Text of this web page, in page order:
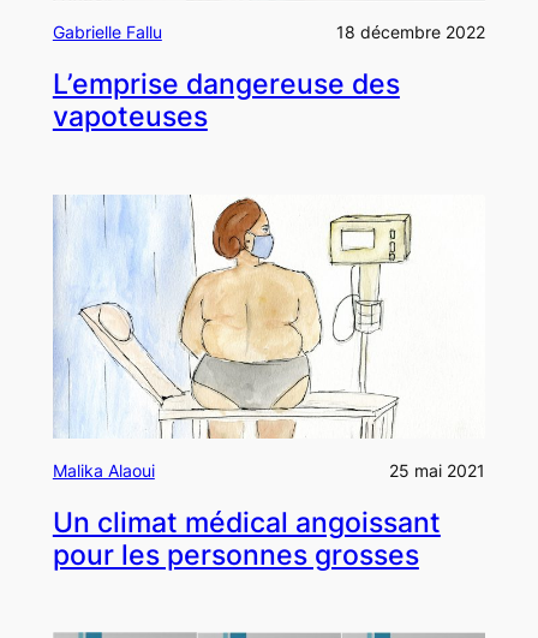
Gabrielle Fallu 18 décembre 2022
L’emprise dangereuse des
vapoteuses
Malika Alaoui 25 mai 2021
Un climat médical angoissant
pour les personnes grosses